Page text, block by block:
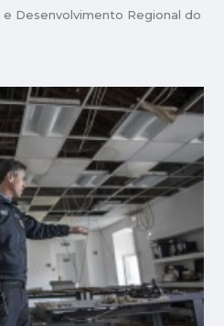
Desenvolvimento Regional do